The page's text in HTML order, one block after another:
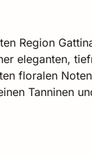
Region
eleganten,
floralen
Tanninen